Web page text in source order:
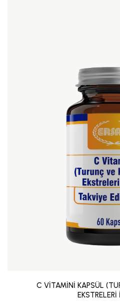
C VİTAMİNİ KAPSÜL